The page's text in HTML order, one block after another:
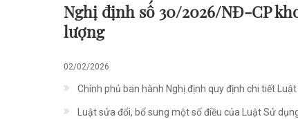
Nghị định số 30/2026/NĐ-CP
lượng
02/02/2026
Chính phủ ban hành Nghị định quy định chi tiết
Luật sửa đổi, bổ sung một số điều của Luật Sử